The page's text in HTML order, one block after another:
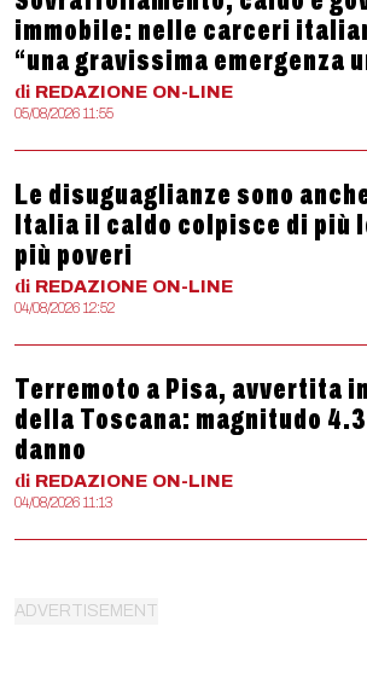
immobile: nelle carceri
“una gravissima emergenza
di REDAZIONE ON-LINE
05/08/2026 11:55
Le disuguaglianze sono
Italia il caldo colpisce di più
più poveri
di REDAZIONE ON-LINE
04/08/2026 12:52
Terremoto a Pisa, avvertita
della Toscana: magnitudo
danno
di REDAZIONE ON-LINE
04/08/2026 11:13